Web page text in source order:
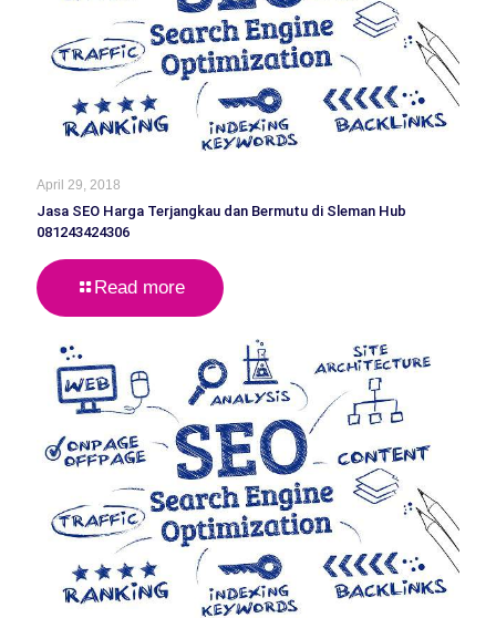
April 29, 2018
Jasa SEO Harga Terjangkau dan Bermutu di Sleman Hub
081243424306
Read more